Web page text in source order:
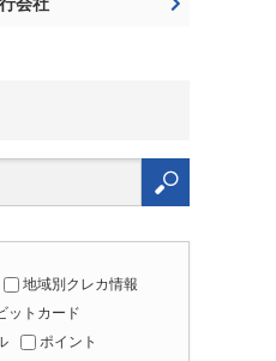
会社
地域別クレカ情報
ットカード
ポイント